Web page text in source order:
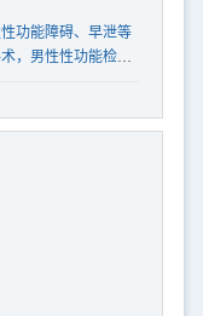
功能障碍、早泄等
，男性性功能检